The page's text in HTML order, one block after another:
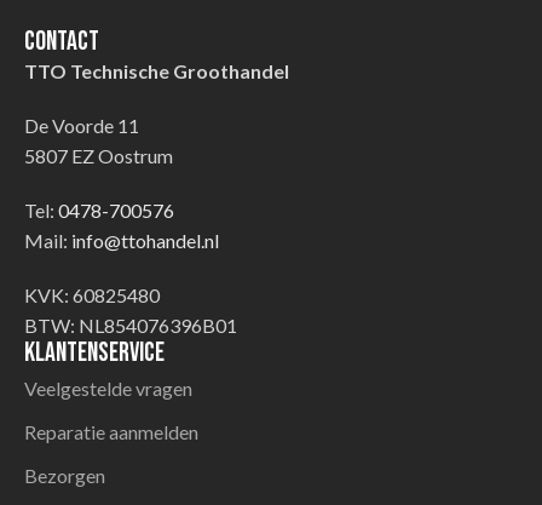
Contact
TTO Technische Groothandel
De Voorde 11
5807 EZ Oostrum
Tel: 0478-700576
Mail: info@ttohandel.nl
KVK: 60825480
BTW: NL854076396B01
Klantenservice
Veelgestelde vragen
Reparatie aanmelden
Bezorgen